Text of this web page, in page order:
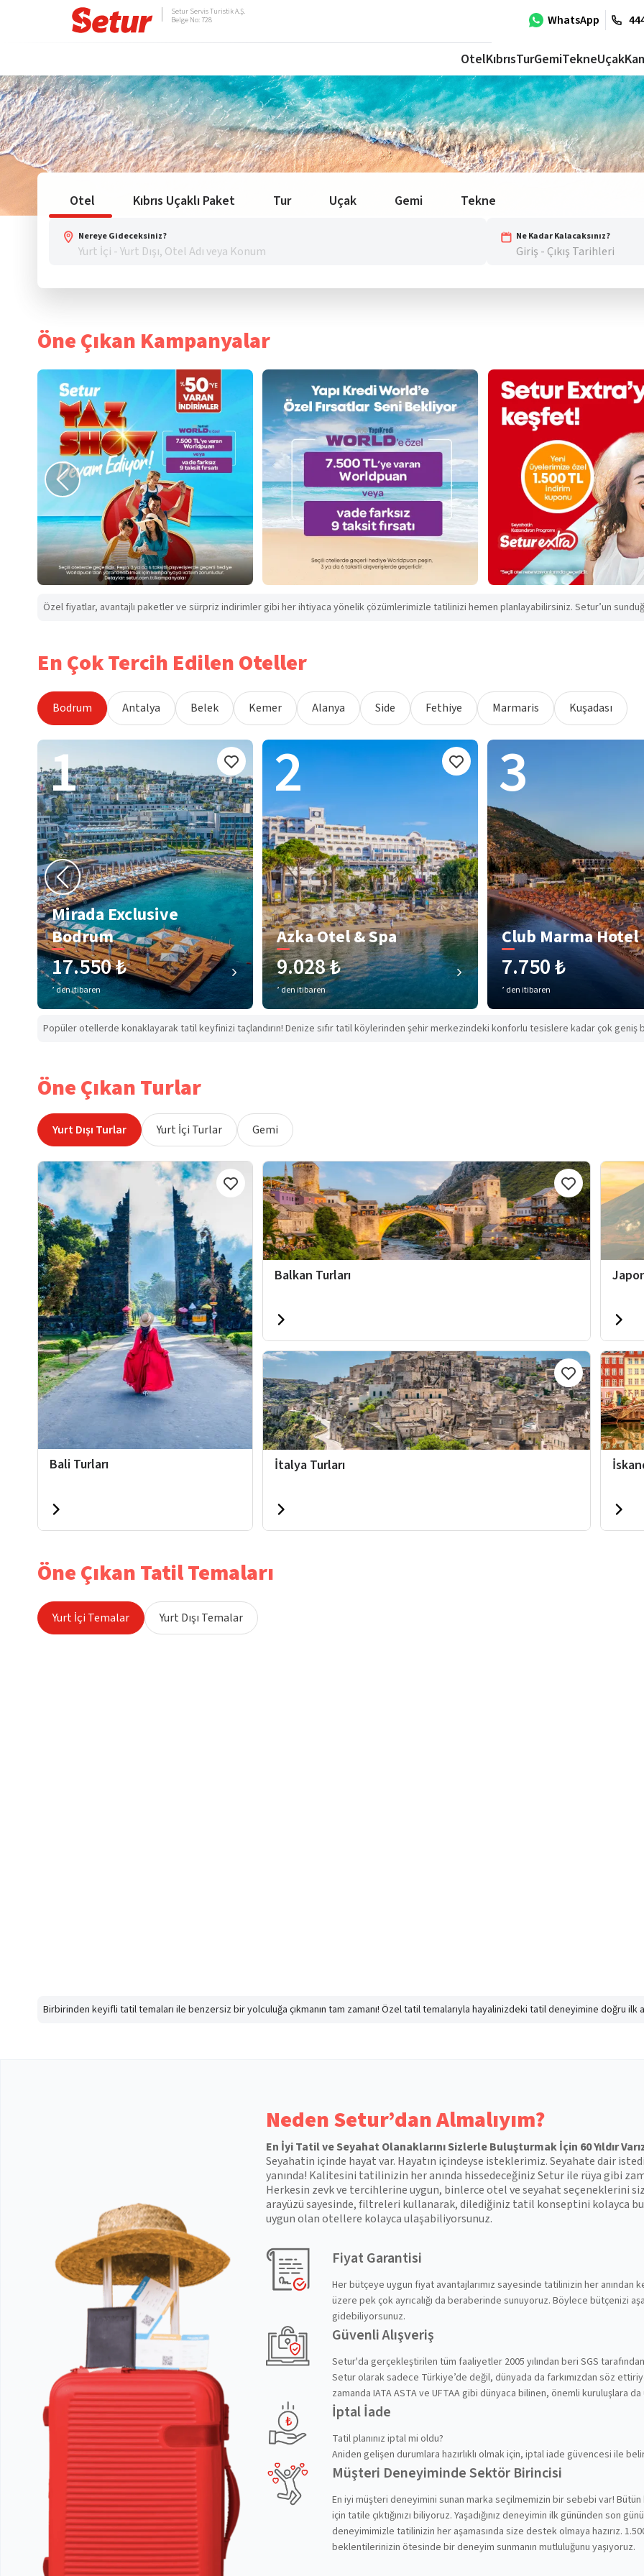
WhatsApp
Setur Servis Turistik A.Ş.
Belge No: 728
OtelKıbrısTurGemiTekneUçak
Otel Kıbrıs Uçaklı Paket Tur Uçak Gemi Tekne
Nereye Gideceksiniz? Ne Kadar Kalacaksınız?
Giriş - Çıkış Tarihleri
Öne Çıkan Kampanyalar
Özel fiyatlar, avantajlı paketler ve sürpriz indirimler gibi her ihtiyaca yönelik çözümlerimizle tatilinizi hemen planlayabilirsiniz. Setur’un
En Çok Tercih Edilen Oteller
Bodrum Antalya Belek Kemer Alanya Side Fethiye Marmaris Kuşadası
1
Mirada Exclusive
Bodrum
17.550 ₺
’ den itibaren
2
Azka Otel & Spa
9.028 ₺
’ den itibaren
3
Club Marma Hotel
7.750 ₺
’ den itibaren
Popüler otellerde konaklayarak tatil keyfinizi taçlandırın! Denize sıfır tatil köylerinden şehir merkezindeki konforlu tesislere kadar çok geniş
Öne Çıkan Turlar
Yurt Dışı Turlar Yurt İçi Turlar Gemi
Bali Turları
Balkan Turları
İtalya Turları
Öne Çıkan Tatil Temaları
Yurt İçi Temalar Yurt Dışı Temalar
Birbirinden keyifli tatil temaları ile benzersiz bir yolculuğa çıkmanın tam zamanı! Özel tatil temalarıyla hayalinizdeki tatil deneyimine doğru ilk
Neden Setur’dan Almalıyım?
En İyi Tatil ve Seyahat Olanaklarını Sizlerle Buluşturmak İçin 60 Yıldır
Seyahatin içinde hayat var. Hayatın içindeyse isteklerimiz. Seyahate dair
yanında! Kalitesini tatilinizin her anında hissedeceğiniz Setur ile rüya gibi
Herkesin zevk ve tercihlerine uygun, binlerce otel ve seyahat seçeneklerini
arayüzü sayesinde, filtreleri kullanarak, dilediğiniz tatil konseptini kolayca
uygun olan otellere kolayca ulaşabiliyorsunuz.
Fiyat Garantisi
Her bütçeye uygun fiyat avantajlarımız sayesinde tatilinizin her anından
üzere pek çok ayrıcalığı da beraberinde sunuyoruz. Böylece bütçenizi
gidebiliyorsunuz.
Güvenli Alışveriş
Setur'da gerçekleştirilen tüm faaliyetler 2005 yılından beri SGS
Setur olarak sadece Türkiye’de değil, dünyada da farkımızdan söz
zamanda IATA ASTA ve UFTAA gibi dünyaca bilinen, önemli kuruluşlara
İptal İade
Tatil planınız iptal mi oldu?
Aniden gelişen durumlara hazırlıklı olmak için, iptal iade güvencesi ile
Müşteri Deneyiminde Sektör Birincisi
En iyi müşteri deneyimini sunan marka seçilmemizin bir sebebi var!
için tatile çıktığınızı biliyoruz. Yaşadığınız deneyimin ilk gününden son
deneyimimizle tatilinizin her aşamasında size destek olmaya hazırız.
beklentilerinizin ötesinde bir deneyim sunmanın mutluluğunu yaşıyoruz.